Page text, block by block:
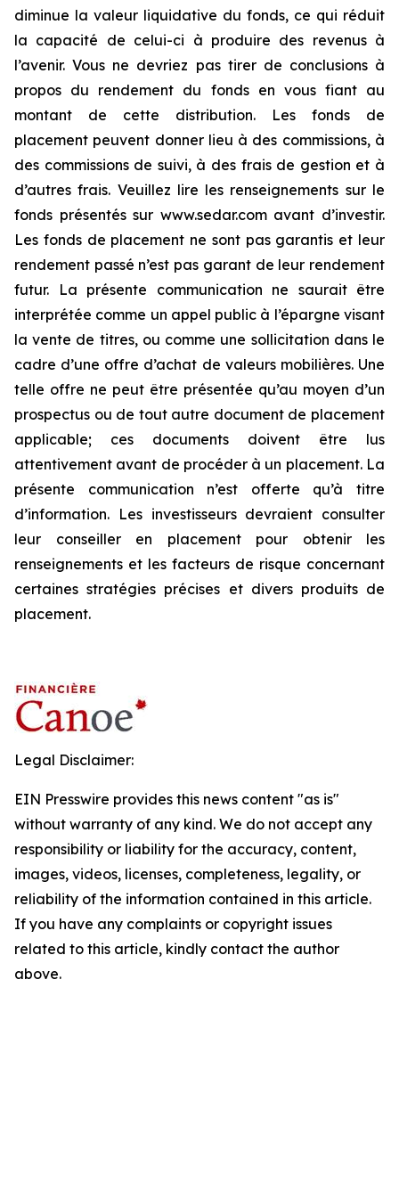
diminue la valeur liquidative du fonds, ce qui réduit
la capacité de celui-ci à produire des revenus à
l’avenir. Vous ne devriez pas tirer de conclusions à
propos du rendement du fonds en vous fiant au
montant de cette distribution. Les fonds de
placement peuvent donner lieu à des commissions, à
des commissions de suivi, à des frais de gestion et à
d’autres frais. Veuillez lire les renseignements sur le
fonds présentés sur www.sedar.com avant d’investir.
Les fonds de placement ne sont pas garantis et leur
rendement passé n’est pas garant de leur rendement
futur. La présente communication ne saurait être
interprétée comme un appel public à l’épargne visant
la vente de titres, ou comme une sollicitation dans le
cadre d’une offre d’achat de valeurs mobilières. Une
telle offre ne peut être présentée qu’au moyen d’un
prospectus ou de tout autre document de placement
applicable; ces documents doivent être lus
attentivement avant de procéder à un placement. La
présente communication n’est offerte qu’à titre
d’information. Les investisseurs devraient consulter
leur conseiller en placement pour obtenir les
renseignements et les facteurs de risque concernant
certaines stratégies précises et divers produits de
placement.
Legal Disclaimer:
EIN Presswire provides this news content "as is"
without warranty of any kind. We do not accept any
responsibility or liability for the accuracy, content,
images, videos, licenses, completeness, legality, or
reliability of the information contained in this article.
If you have any complaints or copyright issues
related to this article, kindly contact the author
above.